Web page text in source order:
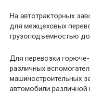
На автотракторных
для межцеховых
грузоподъемностью до
Для перевозки
различных
машиностроительных
автомобили различной